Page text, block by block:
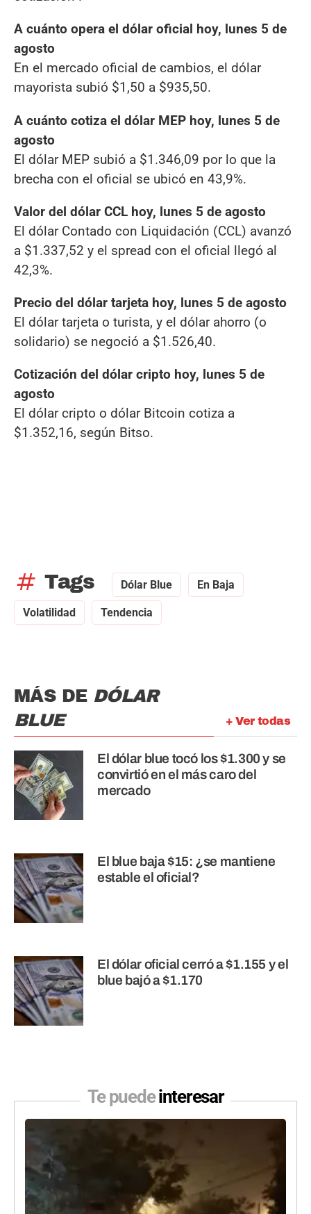
A cuánto opera el dólar oficial hoy, lunes 5 de
agosto
En el mercado oficial de cambios, el dólar
mayorista subió $1,50 a $935,50.
A cuánto cotiza el dólar MEP hoy, lunes 5 de
agosto
El dólar MEP subió a $1.346,09 por lo que la
brecha con el oficial se ubicó en 43,9%.
Valor del dólar CCL hoy, lunes 5 de agosto
El dólar Contado con Liquidación (CCL) avanzó
a $1.337,52 y el spread con el oficial llegó al
42,3%.
Precio del dólar tarjeta hoy, lunes 5 de agosto
El dólar tarjeta o turista, y el dólar ahorro (o
solidario) se negoció a $1.526,40.
Cotización del dólar cripto hoy, lunes 5 de
agosto
El dólar cripto o dólar Bitcoin cotiza a
$1.352,16, según Bitso.
tag Tags Dólar Blue En Baja
Volatilidad Tendencia
+ Ver todas
MÁS DE DÓLAR
BLUE
El dólar blue tocó los $1.300 y se
convirtió en el más caro del
mercado
El blue baja $15: ¿se mantiene
estable el oficial?
El dólar oficial cerró a $1.155 y el
blue bajó a $1.170
Te puedeinteresar